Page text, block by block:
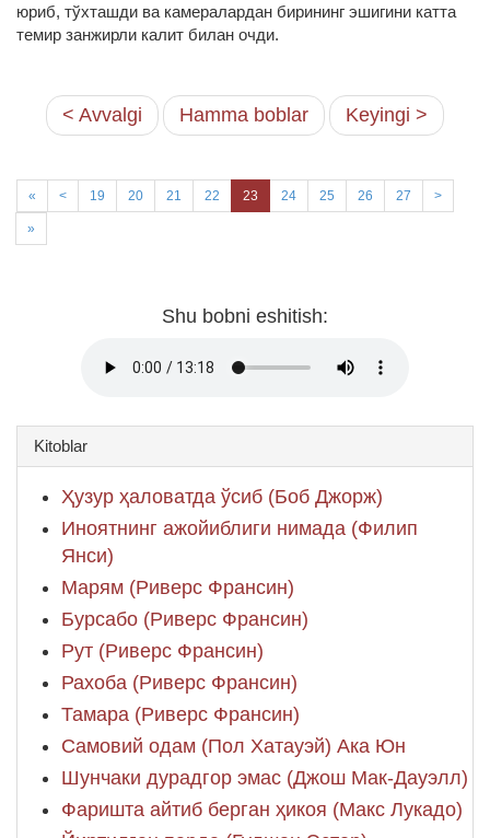
юриб, тўхташди ва камералардан бирининг эшигини катта
темир занжирли калит билан очди.
< Avvalgi Hamma boblar Keyingi >
« < 19 20 21 22 23 24 25 26 27 >
»
Shu bobni eshitish:
Kitoblar
Ҳузур ҳаловатда ўсиб (Боб Джорж)
Иноятнинг ажойиблиги нимада (Филип
Янси)
Марям (Риверс Франсин)
Бурсабо (Риверс Франсин)
Рут (Риверс Франсин)
Рахоба (Риверс Франсин)
Тамара (Риверс Франсин)
Самовий одам (Пол Хатауэй) Ака Юн
Шунчаки дурадгор эмас (Джош Мак-Дауэлл)
Фаришта айтиб берган ҳикоя (Макс Лукадо)